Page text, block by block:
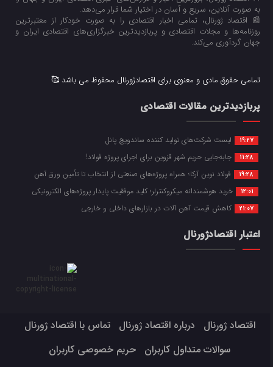
به صورت آنلاین، سریع و آسان در اختیار شما قرار می‌‌دهد.
📰 اقتصاد ژورنال، تمامی اخبار اقتصادی را به صورت خودکار از معتبرترین
روزنامه‌ها و مجلات اقتصادی و پربازدیدترین خبرگزاری‌های اقتصادی ایران و
جهان گردآوری می‌کند.
تمامی حقوق مادی و معنوی برای اقتصادژورنال محفوظ می باشد 🥰
پربازدیدترین مقالات اقتصادی
19:27 لیست شرکت‌های تولید کننده ساندویچ پانل
11:28 جابه‌جایی حریم شهر قزوین برای اجرای پروژه فولاد!
19:28 فولاد نوین آرکا؛ همراه پروژه‌های صنعتی از انتخاب تا تأمین ورق آهن
12:01 خرید هوشمندانه میکروکنترلر؛ کلید موفقیت پایدار پروژه‌های الکترونیکی
21:07 کاهش قیمت آهن آلات در بازارهای داخلی و خارجی
اعتبار اقتصادژورنال
اقتصاد ژورنال درباره اقتصاد ژورنال
تماس با اقتصاد ژورنال
سوالات متداول کاربران
حریم خصوصی کاربران